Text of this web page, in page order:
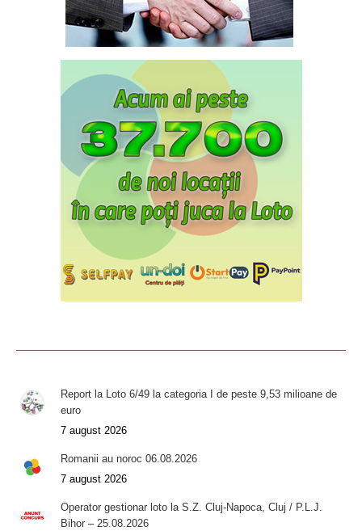
Report la Loto 6/49 la categoria I de peste 9,53 milioane de
euro
7 august 2026
Romanii au noroc 06.08.2026
7 august 2026
Operator gestionar loto la S.Z. Cluj-Napoca, Cluj / P.L.J.
Bihor – 25.08.2026